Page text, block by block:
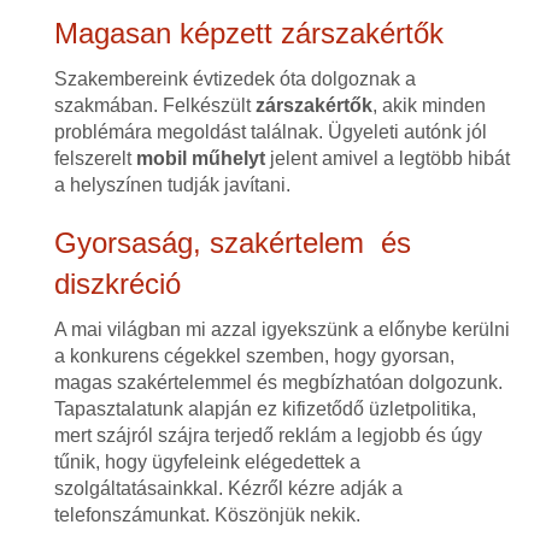
Magasan képzett zárszakértők
Szakembereink évtizedek óta dolgoznak a
szakmában. Felkészültzárszakértők, akik minden
problémára megoldást találnak. Ügyeleti autónk jól
felszerelt mobil műhelytjelent amivel a legtöbb hibát
a helyszínen tudják javítani.
Gyorsaság, szakértelem és
diszkréció
A mai világban mi azzal igyekszünk a előnybe kerülni
a konkurens cégekkel szemben, hogy gyorsan,
magas szakértelemmel és megbízhatóan dolgozunk.
Tapasztalatunk alapján ez kifizetődő üzletpolitika,
mert szájról szájra terjedő reklám a legjobb és úgy
tűnik, hogy ügyfeleink elégedettek a
szolgáltatásainkkal. Kézről kézre adják a
telefonszámunkat. Köszönjük nekik.